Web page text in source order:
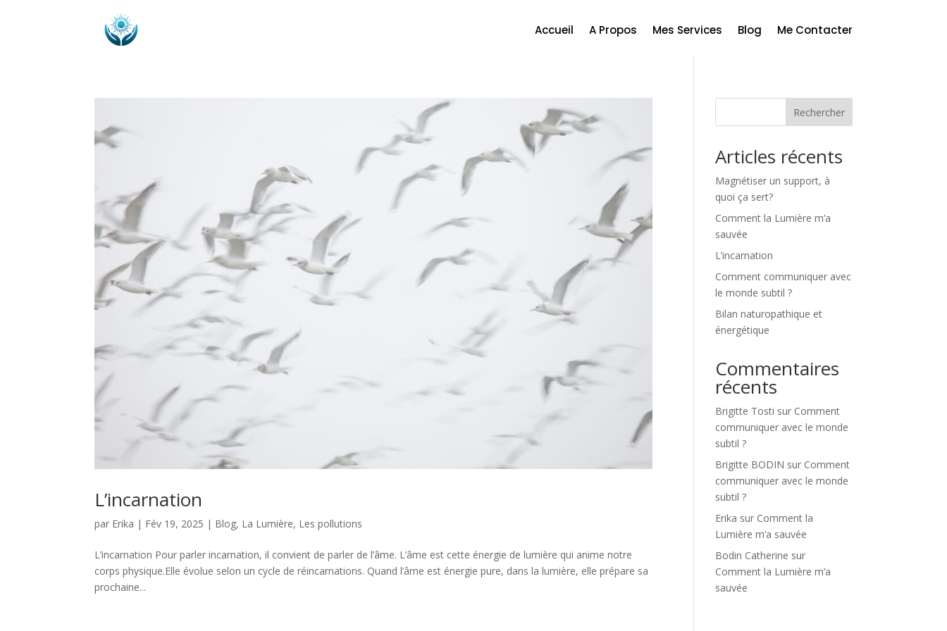
Accueil A Propos Mes Services Blog Me Contacter
L’incarnation
par Erika | Fév 19, 2025 | Blog, La Lumière, Les pollutions
L’incarnation Pour parler incarnation, il convient de parler de l’âme. L’âme est cette énergie de lumière qui anime notre
corps physique.Elle évolue selon un cycle de réincarnations. Quand l’âme est énergie pure, dans la lumière, elle prépare sa
prochaine...
Rechercher
Articles récents
Magnétiser un support, à
quoi ça sert?
Comment la Lumière m’a
sauvée
L’incarnation
Comment communiquer avec
le monde subtil ?
Bilan naturopathique et
énergétique
Commentaires
récents
Brigitte Tosti sur Comment
communiquer avec le monde
subtil ?
Brigitte BODIN sur Comment
communiquer avec le monde
subtil ?
Erika sur Comment la
Lumière m’a sauvée
Bodin Catherine sur
Comment la Lumière m’a
sauvée